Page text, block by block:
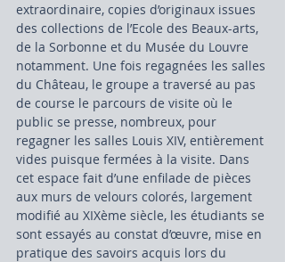
extraordinaire, copies d’originaux issues
des collections de l’Ecole des Beaux-arts,
de la Sorbonne et du Musée du Louvre
notamment. Une fois regagnées les salles
du Château, le groupe a traversé au pas
de course le parcours de visite où le
public se presse, nombreux, pour
regagner les salles Louis XIV, entièrement
vides puisque fermées à la visite. Dans
cet espace fait d’une enfilade de pièces
aux murs de velours colorés, largement
modifié au XIXème siècle, les étudiants se
sont essayés au constat d’œuvre, mise en
pratique des savoirs acquis lors du